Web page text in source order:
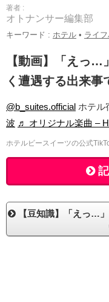
著者 :
オトナンサー編集部
キーワード : ホテル • ライ
【動画】「えっ
く遭遇する出来事
@b_suites.official ホテル
波 ♬ オリジナル楽曲 –
ホテルビースイーツの公式
記
【豆知識】「えっ…